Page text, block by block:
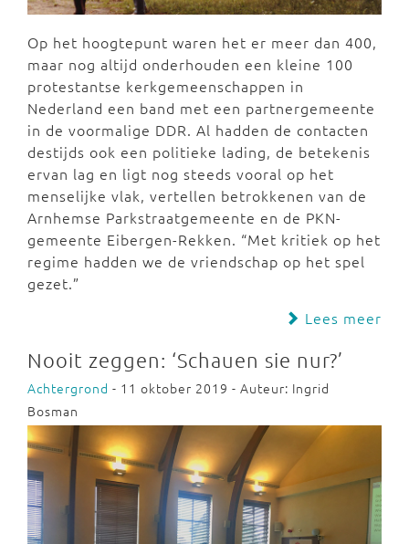
Op het hoogtepunt waren het er meer dan 400,
maar nog altijd onderhouden een kleine 100
protestantse kerkgemeenschappen in
Nederland een band met een partnergemeente
in de voormalige DDR. Al hadden de contacten
destijds ook een politieke lading, de betekenis
ervan lag en ligt nog steeds vooral op het
menselijke vlak, vertellen betrokkenen van de
Arnhemse Parkstraatgemeente en de PKN-
gemeente Eibergen-Rekken. “Met kritiek op het
regime hadden we de vriendschap op het spel
gezet.”
Lees meer
Nooit zeggen: ‘Schauen sie nur?’
Achtergrond - 11 oktober 2019 - Auteur: Ingrid
Bosman